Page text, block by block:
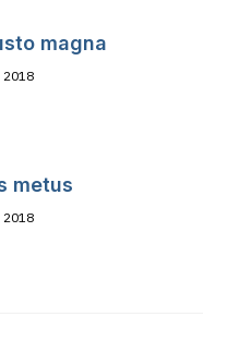
magna
2018
metus
2018